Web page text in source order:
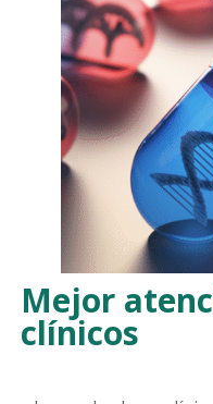
Mejor
clínicos